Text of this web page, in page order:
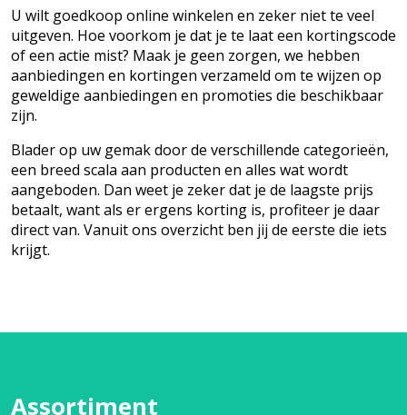
U wilt goedkoop online winkelen en zeker niet te veel
uitgeven. Hoe voorkom je dat je te laat een kortingscode
of een actie mist? Maak je geen zorgen, we hebben
aanbiedingen en kortingen verzameld om te wijzen op
geweldige aanbiedingen en promoties die beschikbaar
zijn.
Blader op uw gemak door de verschillende categorieën,
een breed scala aan producten en alles wat wordt
aangeboden. Dan weet je zeker dat je de laagste prijs
betaalt, want als er ergens korting is, profiteer je daar
direct van. Vanuit ons overzicht ben jij de eerste die iets
krijgt.
Assortiment